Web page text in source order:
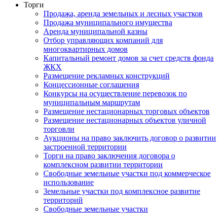
Торги
Продажа, аренда земельных и лесных участков
Продажа муниципального имущества
Аренда муниципальной казны
Отбор управляющих компаний для
многоквартирных домов
Капитальный ремонт домов за счет средств фонда
ЖКХ
Размещение рекламных конструкций
Концессионные соглашения
Конкурсы на осуществление перевозок по
муниципальным маршрутам
Размещение нестационарных торговых объектов
Размещение нестационарных объектов уличной
торговли
Аукционы на право заключить договор о развитии
застроенной территории
Торги на право заключения договора о
комплексном развитии территории
Свободные земельные участки под коммерческое
использование
Земельные участки под комплексное развитие
территорий
Свободные земельные участки